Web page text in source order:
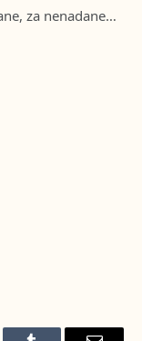
za nenadane…